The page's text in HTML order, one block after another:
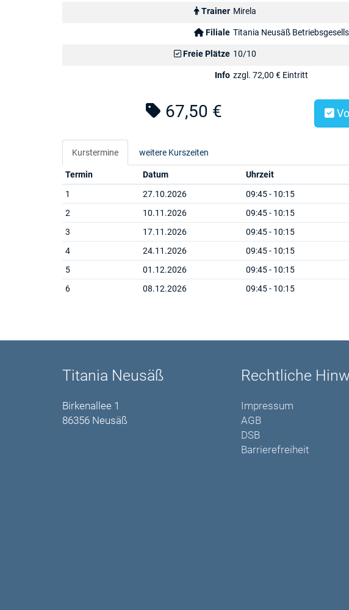
Trainer Mirela
Filiale Titania Neusäß
Freie Plätze 10/10
Info zzgl. 72,00 € Eintritt
67,50 €
Kurstermine weitere Kurszeiten
Termin Datum Uhrzeit
1
27.10.2026 09:45 - 10:15
2
10.11.2026 09:45 - 10:15
3
17.11.2026 09:45 - 10:15
4
24.11.2026 09:45 - 10:15
5
01.12.2026 09:45 - 10:15
6
08.12.2026 09:45 - 10:15
Titania Neusäß
Birkenallee 1
86356 Neusäß
Rechtliche
Impressum
AGB
DSB
Barrierefreiheit